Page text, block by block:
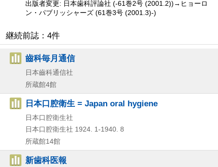
出版者変更: 日本歯科評論社 (-61巻2号 (2001.2))→ヒョーロ
ン・パブリッシャーズ (61巻3号 (2001.3)-)
継続前誌：4件
齒科毎月通信
日本齒科通信社
所蔵館4館
日本口腔衛生 = Japan oral hygiene
日本口腔衛生社
日本口腔衛生社 1924. 1-1940. 8
所蔵館14館
新歯科医報